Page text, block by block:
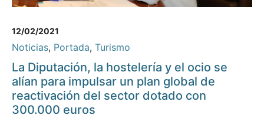
12/02/2021
Noticias, Portada, Turismo
La Diputación, la hostelería y el ocio se
alían para impulsar un plan global de
reactivación del sector dotado con
300.000 euros